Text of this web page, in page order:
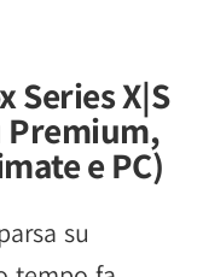
Series X|S
Premium,
e PC)
su